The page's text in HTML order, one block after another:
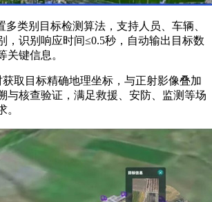
多类别目标检测算法，支持人员、车辆、
，识别响应时间≤0.5秒，自动输出目标数
关键信息。
取目标精确地理坐标，与正射影像叠加
与核查验证，满足救援、安防、监测等场
。